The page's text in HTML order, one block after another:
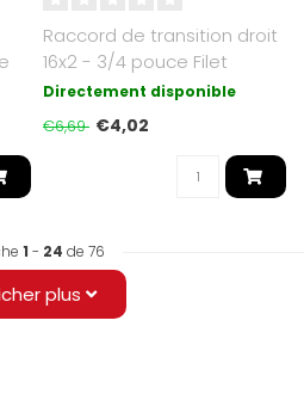
Raccord de transition droit
16x2 - 3/4 pouce Filet
extérieur embout unik..
Directement disponible
€6,69 €4,02
1 - 24 de 76
plus